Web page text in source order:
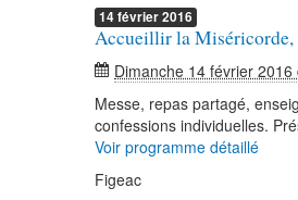
14février2016
Accueillir la Miséricorde,
Dimanche 14 février 2016
Messe, repas partagé,
confessions individuelles.
Voir programme détaillé
Figeac